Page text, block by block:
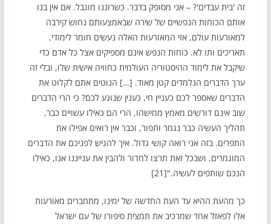
זה 'בית עבדים'? – אני מסופק בדבר. כשרוננו מוגבל. אם אין בנו
אותם הכוחות הנפשיים של שירה שבאמצעותם נחוש קירבה
למאורעות עולם, אזי המאורעות האלה נעשים חומר לימודי,
תאריכים ותו לא. כוחות הנפש אינם מספיקים אצל כל אדם כדי
שיקבל את לימוד ההיסטוריה העולמית כחוויה אישית שלו, ובלי זה
ערך הדברים הנלמדים קטן מאוד. […] הנוטים אתם לקלוט את
הדברים שאספר לכם כעניין חי, כענין שנוגע לכם? כי הרי הדברים
שוב אינם דורשים מאמץ ממישהו, הרי הם כאילו עשויים כבר,
תהליך העשיה כבר נגמר ותפור, וכבר אין רואים אפילו את
התפרים. בזה אני רואה קושי גדול. איך להגיש לפניכם את הדברים
המוגמרים, ושבכל זאת תרצו לחדור ולהבין את ענייננו אנו, כאילו
הנכם שותפים לעשיה."[21]
כך מהעת ההיא עד העת החדשה של ימינו, מתחברים מאורעות
אלו לפאזל אחד שמרכיב את תמצית סיפורו של עם ישראל